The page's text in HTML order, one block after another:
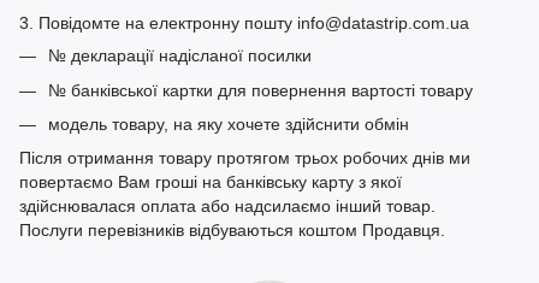
3. Повідомте на електронну пошту info@datastrip.com.ua
№ декларації надісланої посилки
№ банківської картки для повернення вартості товару
модель товару, на яку хочете здійснити обмін
Після отримання товару протягом трьох робочих днів ми
повертаємо Вам гроші на банківську карту з якої
здійснювалася оплата або надсилаємо інший товар.
Послуги перевізників відбуваються коштом Продавця.